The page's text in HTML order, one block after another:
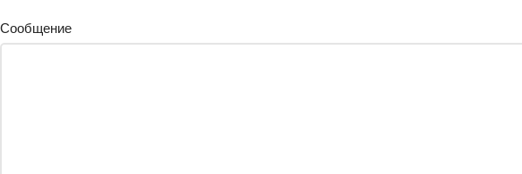
Сообщение